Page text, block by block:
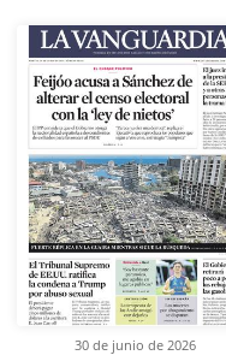
30 de junio de 2026